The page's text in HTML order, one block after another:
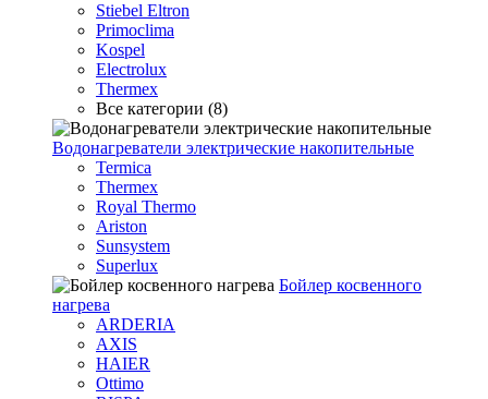
Stiebel Eltron
Primoclima
Kospel
Electrolux
Thermex
Все категории (8)
Водонагреватели электрические накопительные
Termica
Thermex
Royal Thermo
Ariston
Sunsystem
Superlux
Бойлер косвенного
нагрева
ARDERIA
AXIS
HAIER
Ottimo